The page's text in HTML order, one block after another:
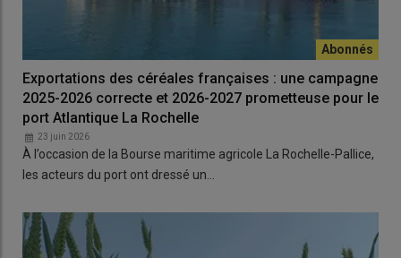
Exportations des céréales françaises : une campagne
2025-2026 correcte et 2026-2027 prometteuse pour le
port Atlantique La Rochelle
23 juin 2026
À l’occasion de la Bourse maritime agricole La Rochelle-Pallice,
les acteurs du port ont dressé un…